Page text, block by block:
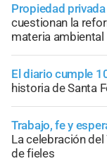
Propiedad
cuestionan la
materia ambiental
El diario cumple
historia de Santa
Trabajo, fe y
La celebración
de fieles